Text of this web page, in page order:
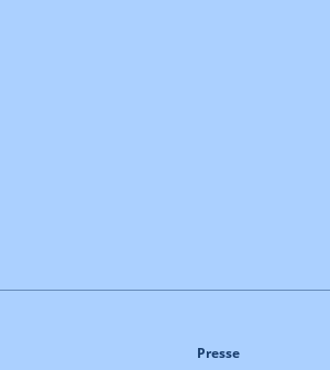
Presse